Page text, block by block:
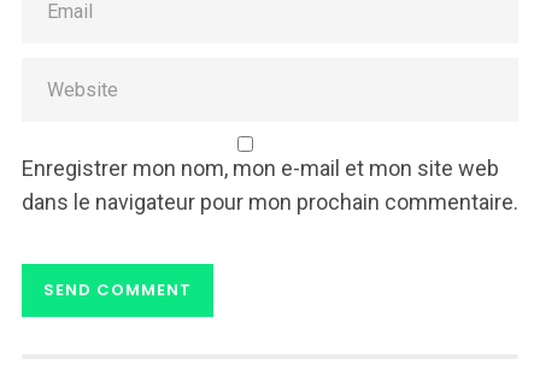
Enregistrer mon nom, mon e-mail et mon site web
dans le navigateur pour mon prochain commentaire.